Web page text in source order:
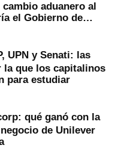
aduanero al
el Gobierno de
UPN y Senati: las
la que los capitalinos
para estudiar
qué ganó con la
de Unilever